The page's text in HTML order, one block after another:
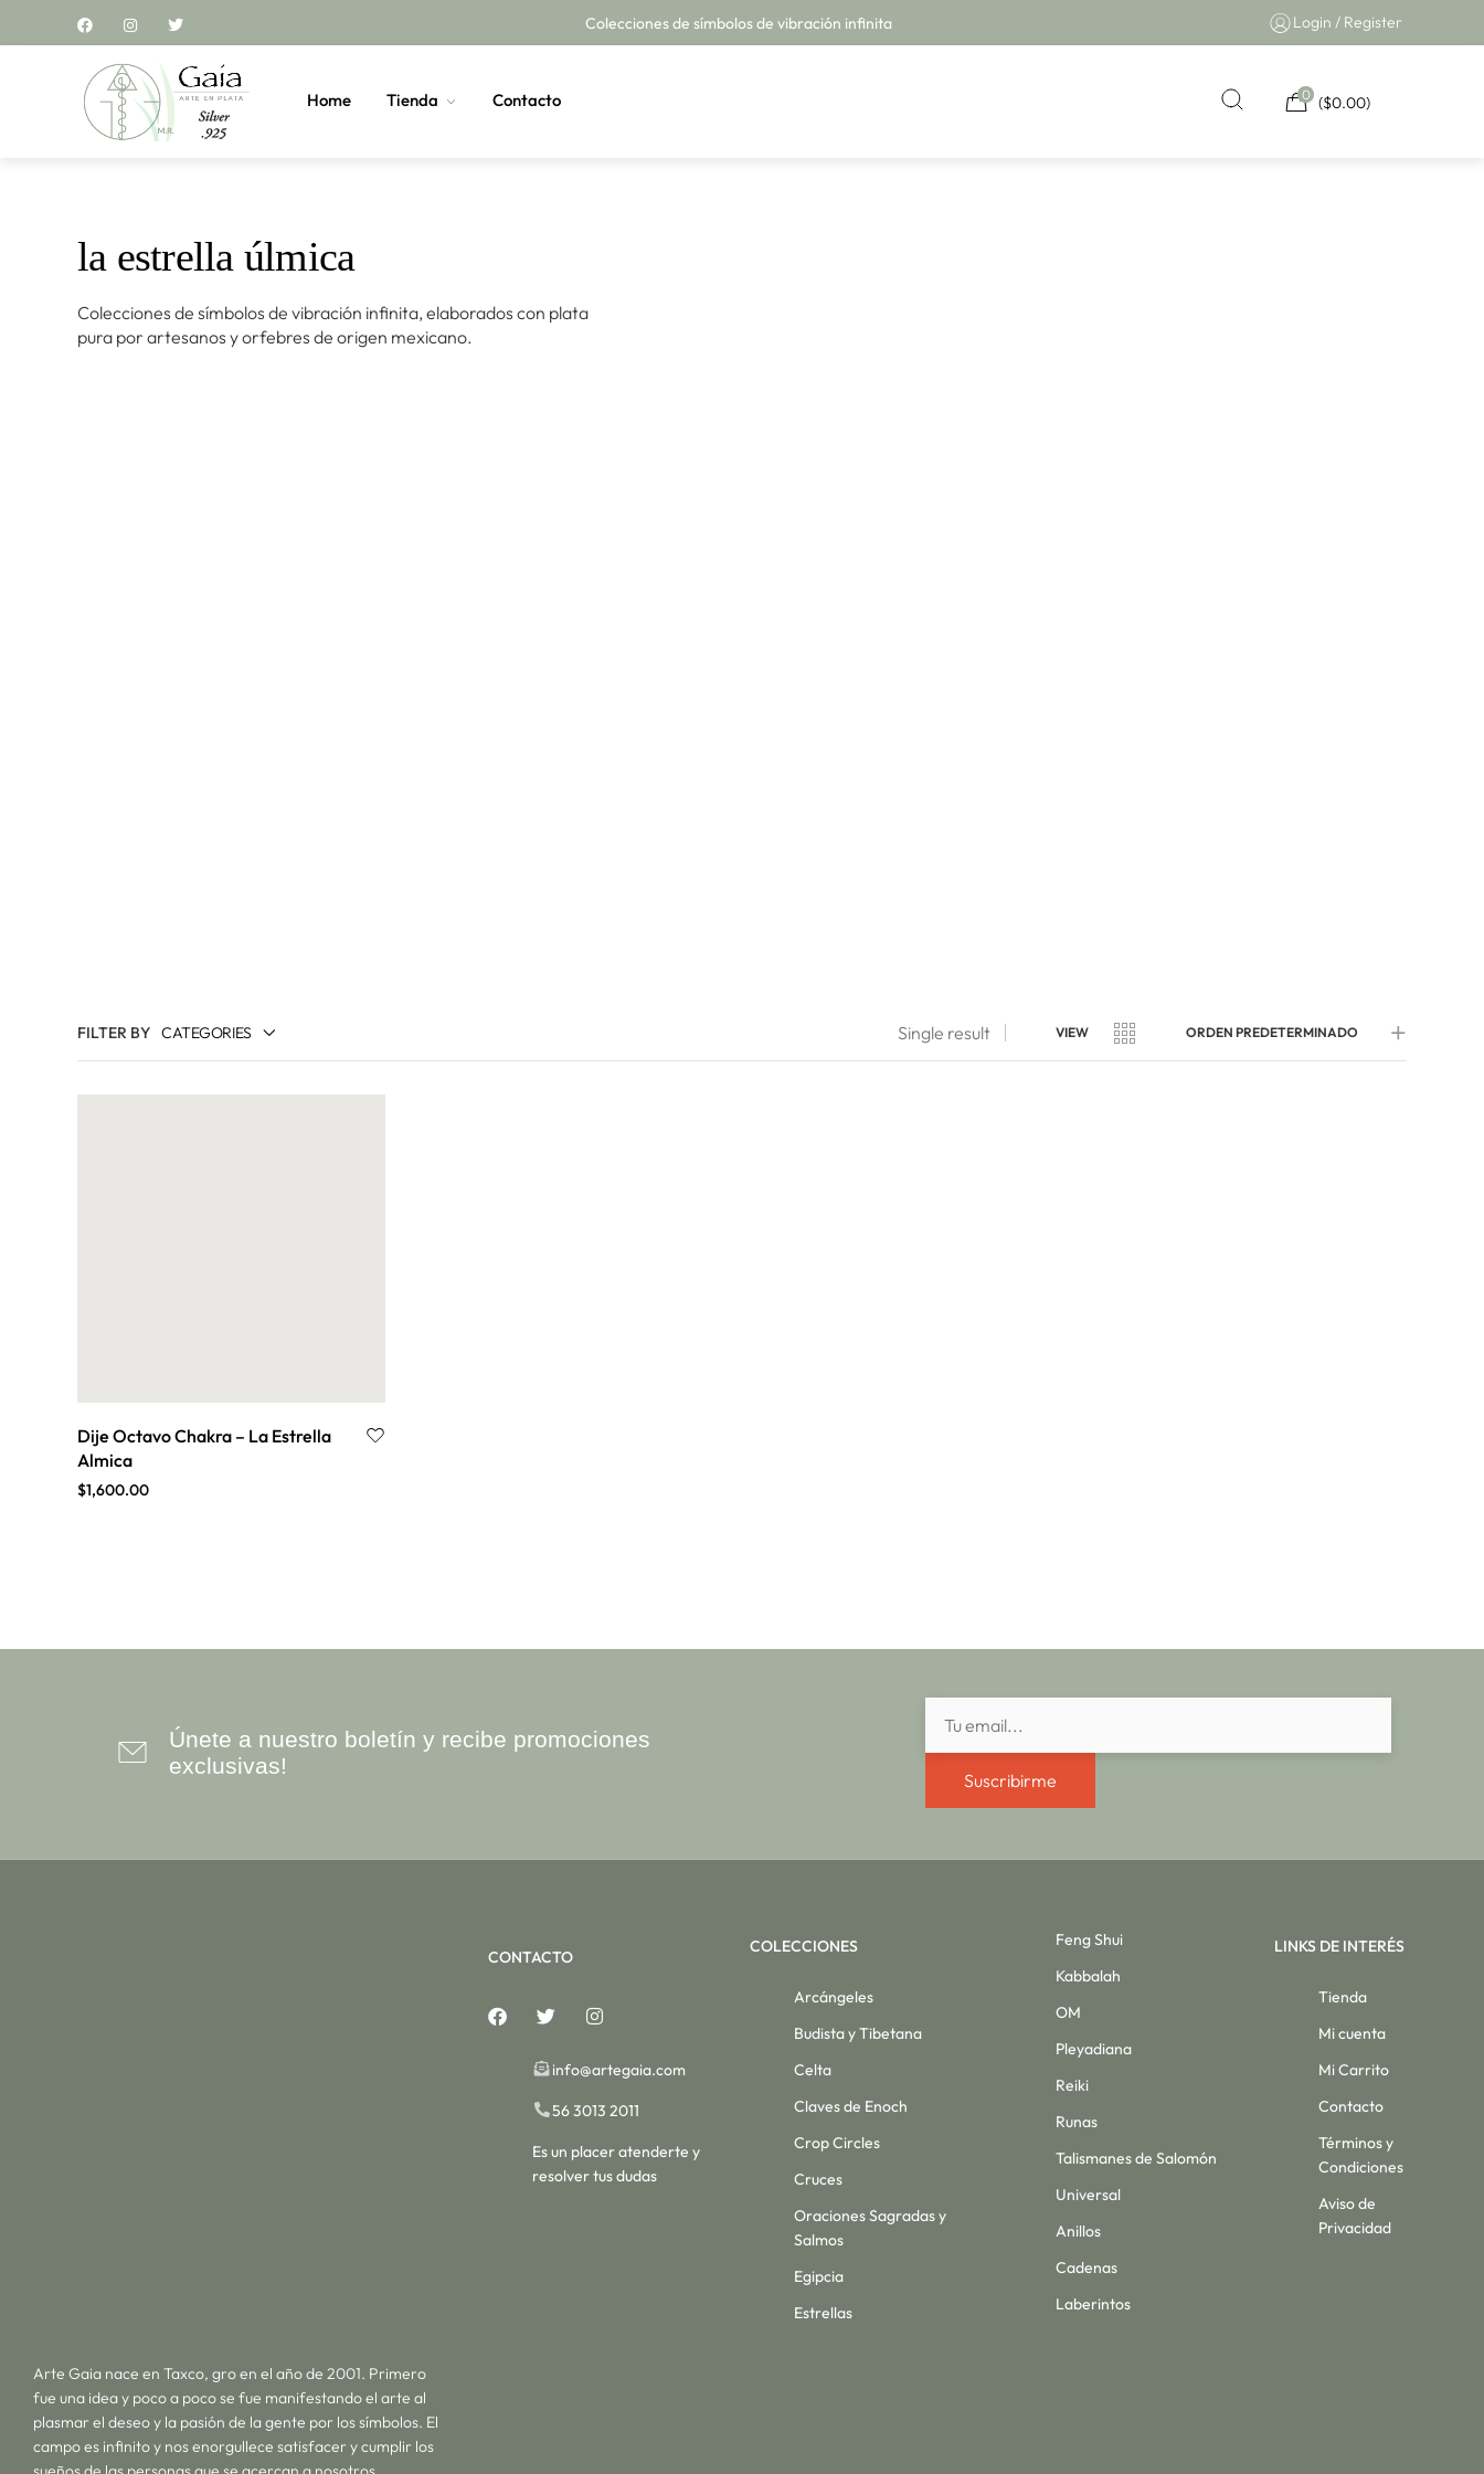
Colecciones de símbolos de vibración infinita Login / Register
Home Tienda Contacto 0 ($0.00)
la estrella úlmica
Colecciones de símbolos de vibración infinita, elaborados con plata
pura por artesanos y orfebres de origen mexicano.
FILTER BY CATEGORIES
ESTRELLAS
FENG SHUI
TALISMANES DE SALOMÓN
UNIVERSAL
Single result VIEW ORDEN PREDETERMINADO
Dije Octavo Chakra – La Estrella
Almica
$1,600.00
Únete a nuestro boletín y recibe promociones
exclusivas!
Suscribirme
Arte Gaia nace en Taxco, gro en el año de 2001. Primero
fue una idea y poco a poco se fue manifestando el arte al
plasmar el deseo y la pasión de la gente por los símbolos. El
campo es infinito y nos enorgullece satisfacer y cumplir los
CONTACTO
info@artegaia.com
56 3013 2011
Es un placer atenderte y
resolver tus dudas
COLECCIONES
Arcángeles
Budista y Tibetana
Celta
Claves de Enoch
Crop Circles
Cruces
Oraciones Sagradas y
Salmos
Egipcia
Estrellas
Feng Shui
Kabbalah
OM
Pleyadiana
Reiki
Runas
Talismanes de Salomón
Universal
Anillos
Cadenas
Laberintos
LINKS DE INTERÉS
Tienda
Mi cuenta
Mi Carrito
Contacto
Términos y
Condiciones
Aviso de
Privacidad